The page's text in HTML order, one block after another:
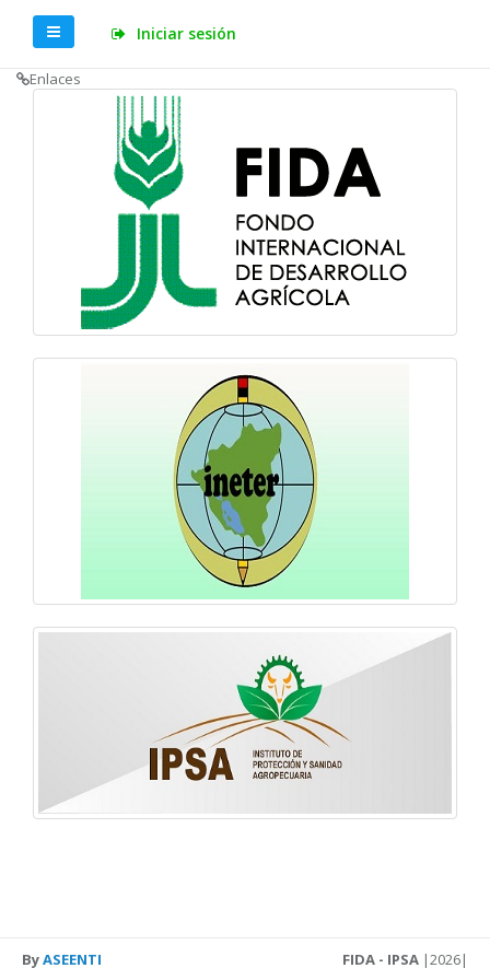
Iniciar sesión
Enlaces
ByASEENTI FIDA - IPSA |2026|